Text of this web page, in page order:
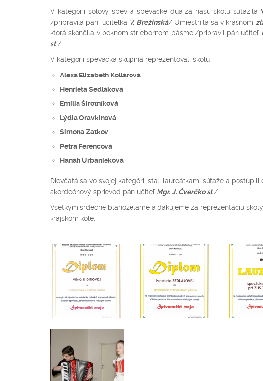
V kategórii sólový spev a spevácke duá za našu školu súťažila
/pripravila pani učiteľka V. Brežinská/ Umiestnila sa v krásnom
ktorá skončila v peknom striebornom pásme./pripravil pán učiteľ
st./
V kategórii spevácka skupina reprezentovali školu
Alexa Elizabeth Kollárová
Henrieta Sedláková
Emília Širotníková
Lýdia Oravkinová
Simona Zatkov,
Petra Ferencová
Hanah Urbanieková
Dievčatá sa vo svojej kategórii stali laureátkami súťaže a
akordeónový sprievod pán učiteľ Mgr. J. Čverčko st./
Všetkým srdečne blahoželáme a ďakujeme za reprezentáciu
krajskom kole.